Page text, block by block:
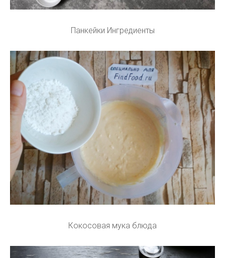
Панкейки Ингредиенты
Кокосовая мука блюда